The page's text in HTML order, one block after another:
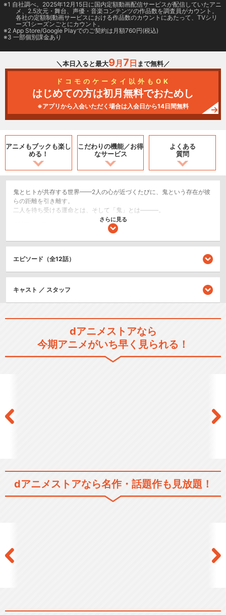
1 自社調べ。2025年12月15日に国内定額動画配信サービスが配信していたアニ
メ、2.5次元・舞台、声優・音楽コンテンツの作品数を調査員がカウント。
各社の定額制動画サービスにおける作品数のカウントにあたって、TVシリ
ーズ1シーズンごとにカウント。
2 App Store/Google Playでのご契約は月額760円(税込)
3 一部個別課金あり
＼本日入ると最大9月 7 日 まで無料／
ドコモのケータイ以外もOK
はじめての方は初月無料でおためし
※アプリから入会いただく場合は入会日から14日間無料
アニメもブックも楽し
める！
こだわりの機能／お得
なサービス
よくある
質問
鬼とヒトが共存する世界——2人の心が近づくたびに、鬼という存在が彼
らの距離を引き離す。
二人を待ち受ける運命とは、そして「鬼」とは———。
さらに見る
エピソード（全12話）
キャスト ／ スタッフ
dアニメストアなら
今期アニメがいち早く見られる！
dアニメストアなら名作・話題作も見放題！